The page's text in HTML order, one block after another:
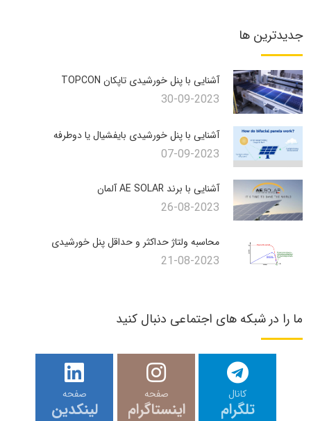
جدیدترین ها
آشنایی با پنل خورشیدی تاپکان TOPCON
30-09-2023
آشنایی با پنل خورشیدی بایفشیال یا دوطرفه
07-09-2023
آشنایی با برند AE SOLAR آلمان
26-08-2023
محاسبه ولتاژ حداکثر و حداقل پنل خورشیدی
21-08-2023
ما را در شبکه های اجتماعی دنبال کنید
کانال
تلگرام
صفحه
اینستاگرام
صفحه
لینکدین